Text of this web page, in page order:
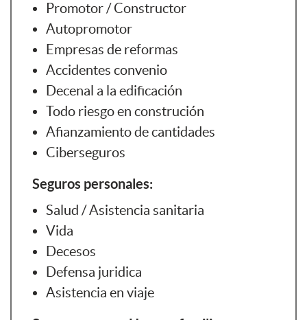
Promotor / Constructor
Autopromotor
Empresas de reformas
Accidentes convenio
Decenal a la edificación
Todo riesgo en construción
Afianzamiento de cantidades
Ciberseguros
Seguros personales:
Salud / Asistencia sanitaria
Vida
Decesos
Defensa juridica
Asistencia en viaje